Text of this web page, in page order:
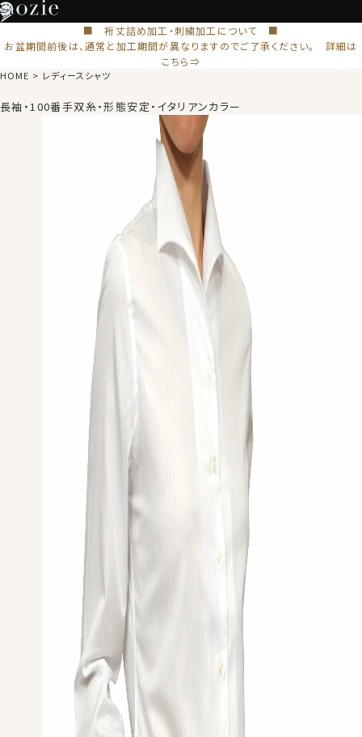
■ 裄丈詰め加工・刺繍加工について ■
お盆期間前後は、通常と加工期間が異なりますのでご了承ください。 詳細は
こちら⇒
HOME レディースシャツ
長袖・100番手双糸・形態安定・イタリアンカラー